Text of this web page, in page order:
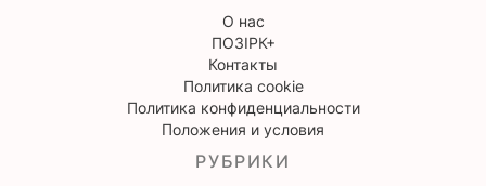
О нас
ПОЗІРК+
Контакты
Политика cookie
Политика конфиденциальности
Положения и условия
РУБРИКИ